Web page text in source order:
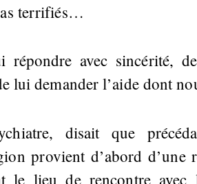
terrifiés…
répondre avec sincérité,
lui demander l’aide dont
disait que
provient d’abord d’une
le lieu de rencontre